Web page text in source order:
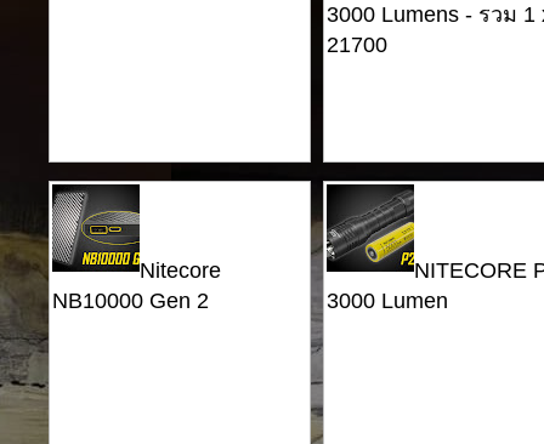
3000 Lumens - รวม 1
21700
Nitecore
NB10000 Gen 2
NITECORE
3000 Lumen